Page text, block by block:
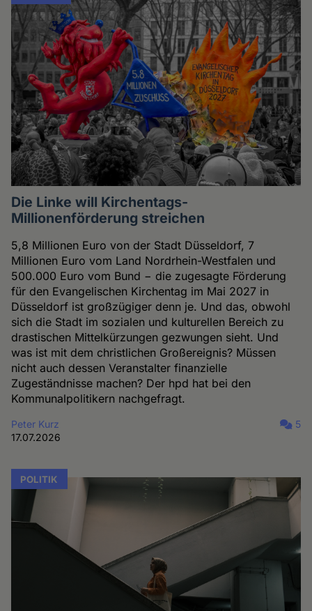
Die Linke will Kirchentags-
Millionenförderung streichen
5,8 Millionen Euro von der Stadt Düsseldorf, 7
Millionen Euro vom Land Nordrhein-Westfalen und
500.000 Euro vom Bund − die zugesagte Förderung
für den Evangelischen Kirchentag im Mai 2027 in
Düsseldorf ist großzügiger denn je. Und das, obwohl
sich die Stadt im sozialen und kulturellen Bereich zu
drastischen Mittelkürzungen gezwungen sieht. Und
was ist mit dem christlichen Großereignis? Müssen
nicht auch dessen Veranstalter finanzielle
Zugeständnisse machen? Der hpd hat bei den
Kommunalpolitikern nachgefragt.
Peter Kurz
17.07.2026
5
POLITIK